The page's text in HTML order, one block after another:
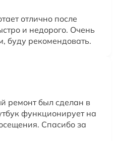
отлично после
и недорого. Очень
буду рекомендовать.
ремонт был сделан в
функционирует на
Спасибо за